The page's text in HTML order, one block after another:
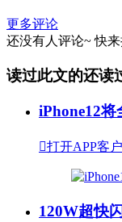
更多评论
还没有人评论~ 快来
读过此文的还读
iPhone12
打开APP客
120W超快